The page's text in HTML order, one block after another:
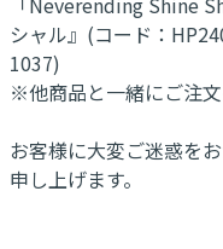
シャル』(コード：
1037)
※他商品と一緒にご注文
お客様に大変ご迷惑を
申し上げます。